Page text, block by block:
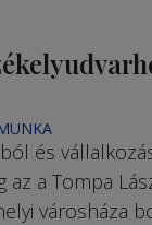
és
a Tompa
városháza